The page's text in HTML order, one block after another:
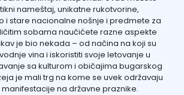
nameštaj, unikatne rukotvorine,
i stare nacionalne nošnje i predmete za
sobama naučićete razne aspekte
je bio nekada – od načina na koji su
vina i iskoristiti svoje letovanje u
sa kulturom i običajima bugarskog
je mali trg na kome se uvek održavaju
na državne praznike.